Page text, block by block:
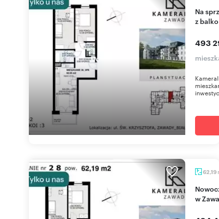
Na sprzedaż nowoczesne 3-pokojowe mieszkanie
z
493
62,19
Nowoczesne 3-pokojowe mieszkanie z balkonem
w